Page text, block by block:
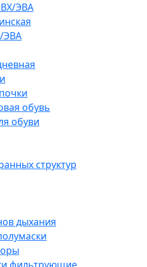
ЭВА
ЭВА
обувь
обуви
структур
дыхания